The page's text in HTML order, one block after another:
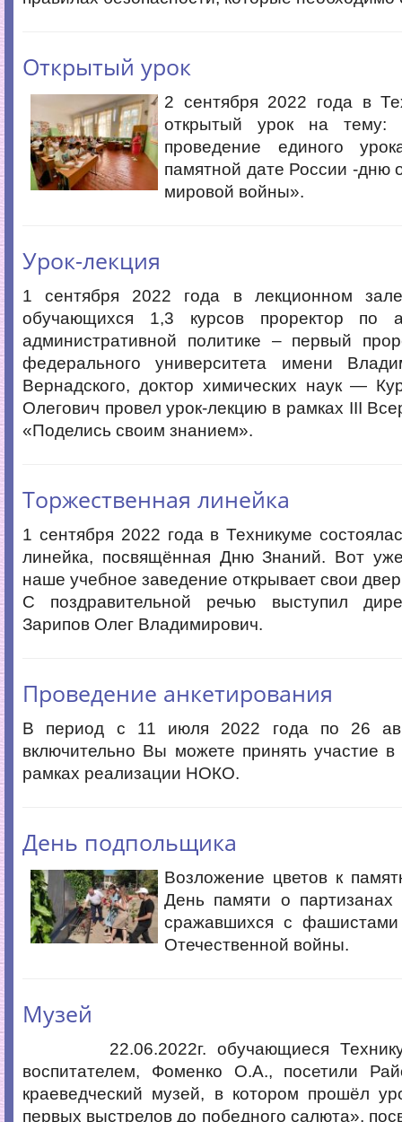
Открытый урок
2 сентября 2022 года в
открытый урок на тему:
проведение единого
памятной дате России -дню
мировой войны».
Урок-лекция
1 сентября 2022 года в лекционном
обучающихся 1,3 курсов проректор по
административной политике – первый
федерального университета имени
Вернадского, доктор химических наук —
Олегович провел урок-лекцию в рамках III
«Поделись своим знанием».
Торжественная линейка
1 сентября 2022 года в Техникуме
линейка, посвящённая Дню Знаний. Вот
наше учебное заведение открывает свои
С поздравительной речью выступил
Зарипов Олег Владимирович.
Проведение анкетирования
В период с 11 июля 2022 года по 26
включительно Вы можете принять участие
рамках реализации НОКО.
День подпольщика
Возложение цветов к
День памяти о партизанах
сражавшихся с
Отечественной войны.
Музей
22.06.2022г. обучающиеся
воспитателем, Фоменко О.А., посетили
краеведческий музей, в котором прошёл
первых выстрелов до победного салюта»,